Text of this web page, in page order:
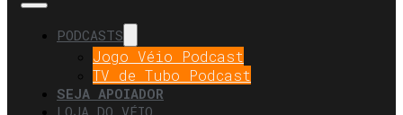
PODCASTS
Jogo Véio Podcast
TV de Tubo Podcast
SEJA APOIADOR
LOJA DO VÉIO